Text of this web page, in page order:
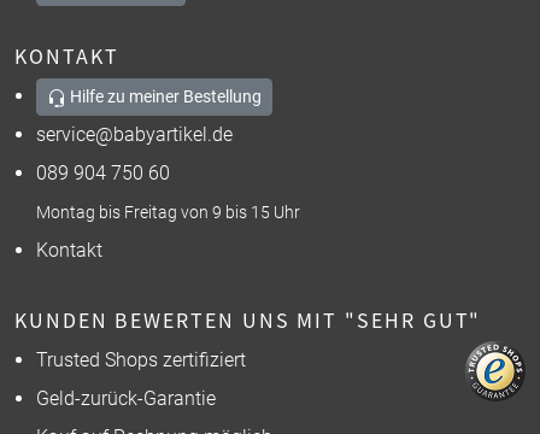
KONTAKT
Hilfe zu meiner Bestellung
service@babyartikel.de
089 904 750 60
Montag bis Freitag von 9 bis 15 Uhr
Kontakt
KUNDEN BEWERTEN UNS MIT "SEHR GUT"
Trusted Shops zertifiziert
Geld-zurück-Garantie